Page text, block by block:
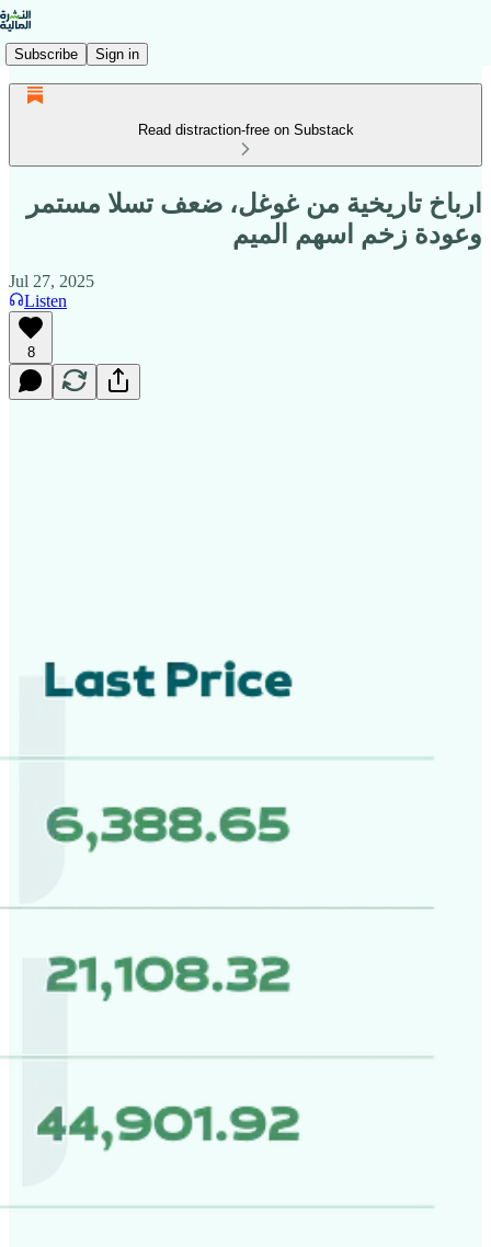
Subscribe Sign in
Read distraction-free on Substack
ارباخ تاريخية من غوغل، ضعف تسلا مستمر
وعودة زخم اسهم الميم
Jul 27, 2025
Listen
8